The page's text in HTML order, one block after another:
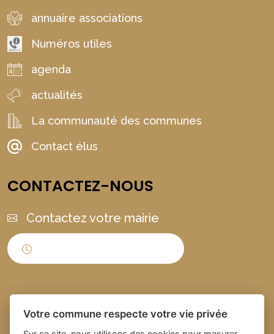
annuaire associations
Numéros utiles
agenda
actualités
La communauté des communes
Contact élus
CONTACTEZ-NOUS
Contactez votre mairie
Votre commune respecte votre vie privée